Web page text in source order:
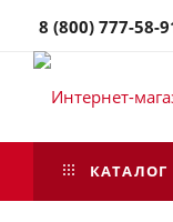
8 (800) 777-58-
КАТАЛОГ